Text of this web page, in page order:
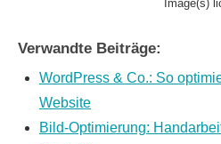
Image(s)
Verwandte Beiträge:
WordPress & Co.: So
Website
Bild-Optimierung: